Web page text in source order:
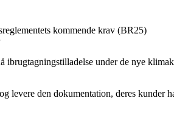
kommende krav (BR25)
under de nye
levere den dokumentation, deres kunder